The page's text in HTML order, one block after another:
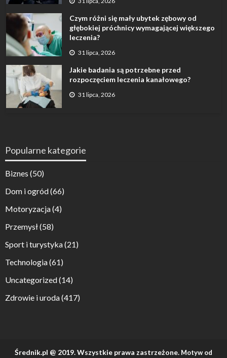
Czym różni się mały ubytek zębowy od
głębokiej próchnicy wymagającej większego
leczenia?
31 lipca, 2026
Jakie badania są potrzebne przed
rozpoczęciem leczenia kanałowego?
31 lipca, 2026
Popularne kategorie
Biznes (50)
Dom i ogród(66)
Motoryzacja(4)
Przemysł(58)
Sport i turystyka(21)
Technologia(61)
Uncategorized(14)
Zdrowie i uroda(417)
Średnik.pl @ 2019. Wszystkie prawa zastrzeżone. Motyw od